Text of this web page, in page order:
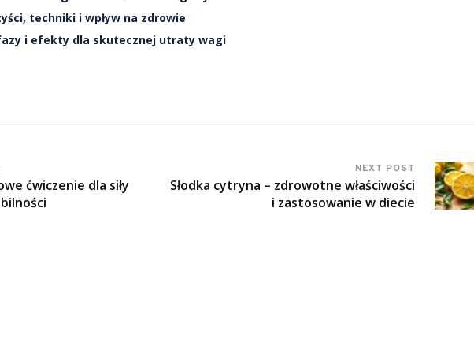
techniki i wpływ na zdrowie
i efekty dla skutecznej utraty wagi
ćwiczenie dla siły
NEXT POST
Słodka cytryna – zdrowotne właściwości
i zastosowanie w diecie